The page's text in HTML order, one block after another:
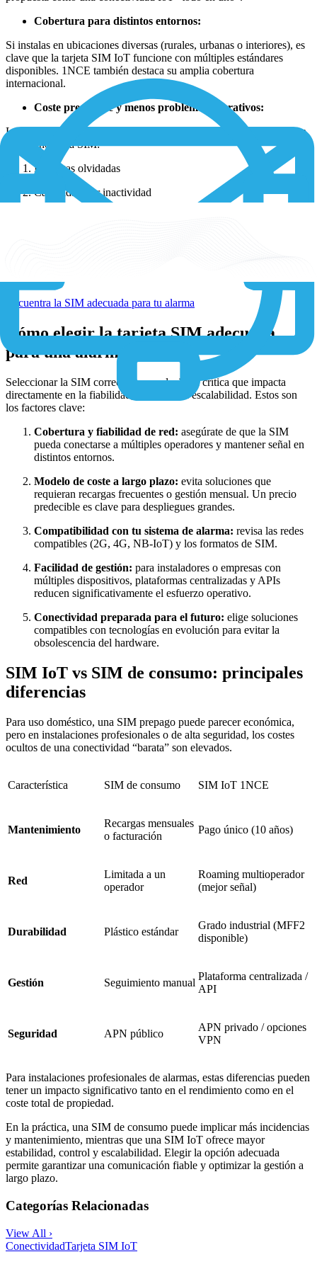
Cobertura para distintos entornos:
Si instalas en ubicaciones diversas (rurales, urbanas o interiores), es
clave que la tarjeta SIM IoT funcione con múltiples estándares
disponibles. 1NCE también destaca su amplia cobertura
internacional.
Coste predecible y menos problemas operativos:
Los problemas habituales en las alarmas no suelen venir del sistema
en sí, sino de la SIM:
Recargas olvidadas
Caducidad por inactividad
estables.
Encuentra la SIM adecuada para tu alarma
Cómo elegir la tarjeta SIM adecuada
para una alarma GSM
Seleccionar la SIM correcta es una decisión crítica que impacta
directamente en la fiabilidad, el coste y la escalabilidad. Estos son
los factores clave:
Cobertura y fiabilidad de red: asegúrate de que la SIM
pueda conectarse a múltiples operadores y mantener señal en
distintos entornos.
Modelo de coste a largo plazo: evita soluciones que
requieran recargas frecuentes o gestión mensual. Un precio
predecible es clave para despliegues grandes.
Compatibilidad con tu sistema de alarma: revisa las redes
compatibles (2G, 4G, NB-IoT) y los formatos de SIM.
Facilidad de gestión: para instaladores o empresas con
múltiples dispositivos, plataformas centralizadas y APIs
reducen significativamente el esfuerzo operativo.
Conectividad preparada para el futuro: elige soluciones
compatibles con tecnologías en evolución para evitar la
obsolescencia del hardware.
SIM IoT vs SIM de consumo: principales
diferencias
Para uso doméstico, una SIM prepago puede parecer económica,
pero en instalaciones profesionales o de alta seguridad, los costes
ocultos de una conectividad “barata” son elevados.
Característica SIM de consumo SIM IoT 1NCE
Mantenimiento
Recargas mensuales
o facturación
Pago único (10 años)
Red
Limitada a un
operador
Roaming multioperador
(mejor señal)
Durabilidad Plástico estándar
Grado industrial (MFF2
disponible)
Gestión Seguimiento manual
Plataforma centralizada /
API
Seguridad APN público
APN privado / opciones
VPN
Para instalaciones profesionales de alarmas, estas diferencias pueden
tener un impacto significativo tanto en el rendimiento como en el
coste total de propiedad.
En la práctica, una SIM de consumo puede implicar más incidencias
y mantenimiento, mientras que una SIM IoT ofrece mayor
estabilidad, control y escalabilidad. Elegir la opción adecuada
permite garantizar una comunicación fiable y optimizar la gestión a
largo plazo.
Categorías Relacionadas
View All ›
ConectividadTarjeta SIM IoT